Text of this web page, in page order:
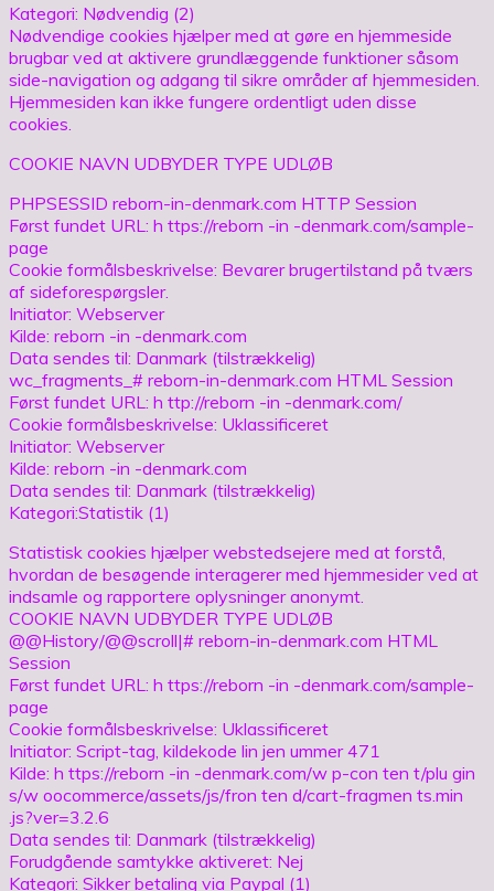
Kategori: Nødvendig (2)
Nødvendige cookies hjælper med at gøre en hjemmeside
brugbar ved at aktivere grundlæggende funktioner såsom
side-navigation og adgang til sikre områder af hjemmesiden.
Hjemmesiden kan ikke fungere ordentligt uden disse
cookies.
COOKIE NAVN UDBYDER TYPE UDLØB
PHPSESSID reborn-in-denmark.com HTTP Session
Først fundet URL: h ttps://reborn -in -denmark.com/sample-
page
Cookie formålsbeskrivelse: Bevarer brugertilstand på tværs
af sideforespørgsler.
Initiator: Webserver
Kilde: reborn -in -denmark.com
Data sendes til: Danmark (tilstrækkelig)
wc_fragments_# reborn-in-denmark.com HTML Session
Først fundet URL: h ttp://reborn -in -denmark.com/
Cookie formålsbeskrivelse: Uklassificeret
Initiator: Webserver
Kilde: reborn -in -denmark.com
Data sendes til: Danmark (tilstrækkelig)
Kategori:Statistik (1)
Statistisk cookies hjælper webstedsejere med at forstå,
hvordan de besøgende interagerer med hjemmesider ved at
indsamle og rapportere oplysninger anonymt.
COOKIE NAVN UDBYDER TYPE UDLØB
@@History/@@scroll|# reborn-in-denmark.com HTML
Session
Først fundet URL: h ttps://reborn -in -denmark.com/sample-
page
Cookie formålsbeskrivelse: Uklassificeret
Initiator: Script-tag, kildekode lin jen ummer 471
Kilde: h ttps://reborn -in -denmark.com/w p-con ten t/plu gin
s/w oocommerce/assets/js/fron ten d/cart-fragmen ts.min
.js?ver=3.2.6
Data sendes til: Danmark (tilstrækkelig)
Forudgående samtykke aktiveret: Nej
Kategori: Sikker betaling via Paypal (1)